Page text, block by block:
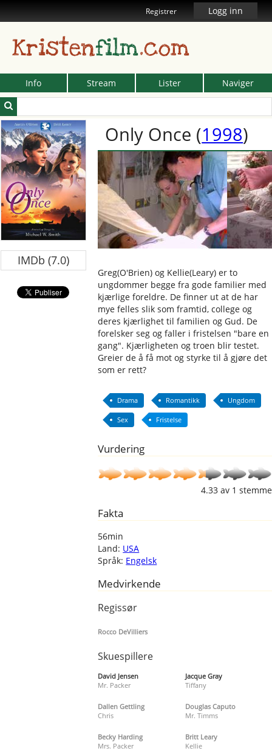
Registrer Logg inn
Kristenfilm.com
Info Stream Lister Naviger
IMDb (7.0)
Only Once (1998)
Greg(O'Brien) og Kellie(Leary) er to
ungdommer begge fra gode familier med
kjærlige foreldre. De finner ut at de har
mye felles slik som framtid, college og
deres kjærlighet til familien og Gud. De
forelsker seg og faller i fristelsen "bare en
gang". Kjærligheten og troen blir testet.
Greier de å få mot og styrke til å gjøre det
som er rett?
Drama Romantikk Ungdom
Sex Fristelse
Vurdering
4.33av 1 stemme
Fakta
56min
Land: USA
Språk: Engelsk
Medvirkende
Regissør
Rocco DeVilliers
Skuespillere
David Jensen
Mr. Packer
Jacque Gray
Tiffany
Dallen Gettling
Chris
Douglas Caputo
Mr. Timms
Becky Harding
Mrs. Packer
Britt Leary
Kellie